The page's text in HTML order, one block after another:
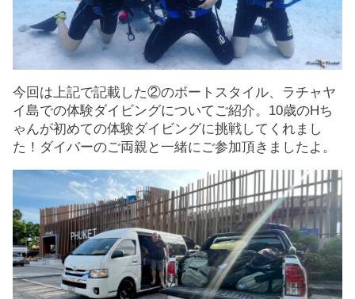
今回は上記で記載した②のボートスタイル、ラチャヤ
イ島での体験ダイビングについてご紹介。10歳のHち
ゃんが初めての体験ダイビングに挑戦してくれまし
た！ダイバーのご両親と一緒にご参加頂きましたよ。